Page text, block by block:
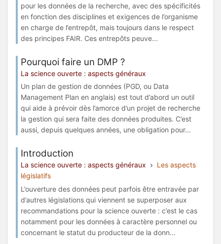
pour les données de la recherche, avec des spécificités
en fonction des disciplines et exigences de l’organisme
en charge de l’entrepôt, mais toujours dans le respect
des principes FAIR. Ces entrepôts peuve...
Pourquoi faire un DMP ?
La science ouverte : aspects généraux
Un plan de gestion de données (PGD, ou Data
Management Plan en anglais) est tout d’abord un outil
qui aide à prévoir dès l’amorce d’un projet de recherche
la gestion qui sera faite des données produites. C’est
aussi, depuis quelques années, une obligation pour...
Introduction
La science ouverte : aspects généraux
Les aspects
législatifs
L’ouverture des données peut parfois être entravée par
d’autres législations qui viennent se superposer aux
recommandations pour la science ouverte : c’est le cas
notamment pour les données à caractère personnel ou
concernant le statut du producteur de la donn...